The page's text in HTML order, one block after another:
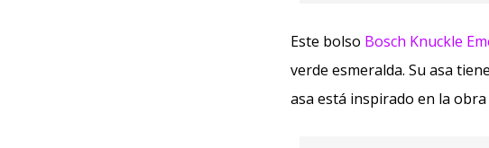
Este bolso Bosch Knuckle
verde esmeralda. Su asa
asa está inspirado en la